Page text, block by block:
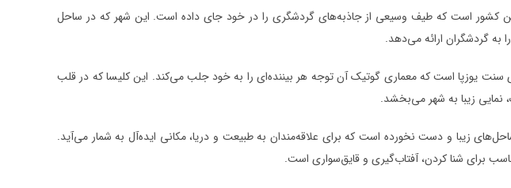
کشور است که طیف وسیعی از جاذبه‌های گردشگری را در خود جای داده است. این شهر که در ساحل
به گردشگران ارائه می‌دهد.
سنت یوزپا است که معماری گوتیک آن توجه هر بیننده‌ای را به خود جلب می‌کند. این کلیسا که در قلب
نمایی زیبا به شهر می‌بخشد.
زیبا و دست نخورده است که برای علاقه‌مندان به طبیعت و دریا، مکانی ایده‌آل به شمار می‌آید.
برای شنا کردن، آفتاب‌گیری و قایق‌سواری است.